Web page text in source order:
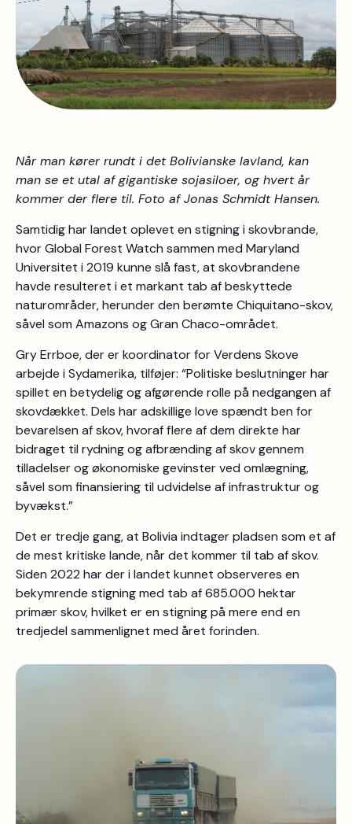
Når man kører rundt i det Bolivianske lavland, kan
man se et utal af gigantiske sojasiloer, og hvert år
kommer der flere til. Foto af Jonas Schmidt Hansen.
Samtidig har landet oplevet en stigning i skovbrande,
hvor Global Forest Watch sammen med Maryland
Universitet i 2019 kunne slå fast, at skovbrandene
havde resulteret i et markant tab af beskyttede
naturområder, herunder den berømte Chiquitano-skov,
såvel som Amazons og Gran Chaco-området.
Gry Errboe, der er koordinator for Verdens Skove
arbejde i Sydamerika, tilføjer: “Politiske beslutninger har
spillet en betydelig og afgørende rolle på nedgangen af
skovdækket. Dels har adskillige love spændt ben for
bevarelsen af skov, hvoraf flere af dem direkte har
bidraget til rydning og afbrænding af skov gennem
tilladelser og økonomiske gevinster ved omlægning,
såvel som finansiering til udvidelse af infrastruktur og
byvækst.”
Det er tredje gang, at Bolivia indtager pladsen som et af
de mest kritiske lande, når det kommer til tab af skov.
Siden 2022 har der i landet kunnet observeres en
bekymrende stigning med tab af 685.000 hektar
primær skov, hvilket er en stigning på mere end en
tredjedel sammenlignet med året forinden.